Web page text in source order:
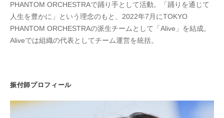
PHANTOM ORCHESTRAで踊り手として活動。「踊りを通じて
人生を豊かに」という理念のもと、2022年7月にTOKYO
PHANTOM ORCHESTRAの派生チームとして「Alive」を結成。
Aliveでは組織の代表としてチーム運営を統括。
振付師プロフィール